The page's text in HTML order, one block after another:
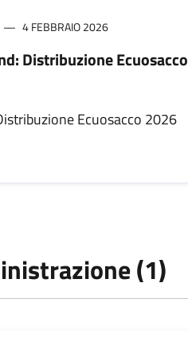
4 FEBBRAIO 2026
Distribuzione Ecuosacco
Ecuosacco 2026
(1)